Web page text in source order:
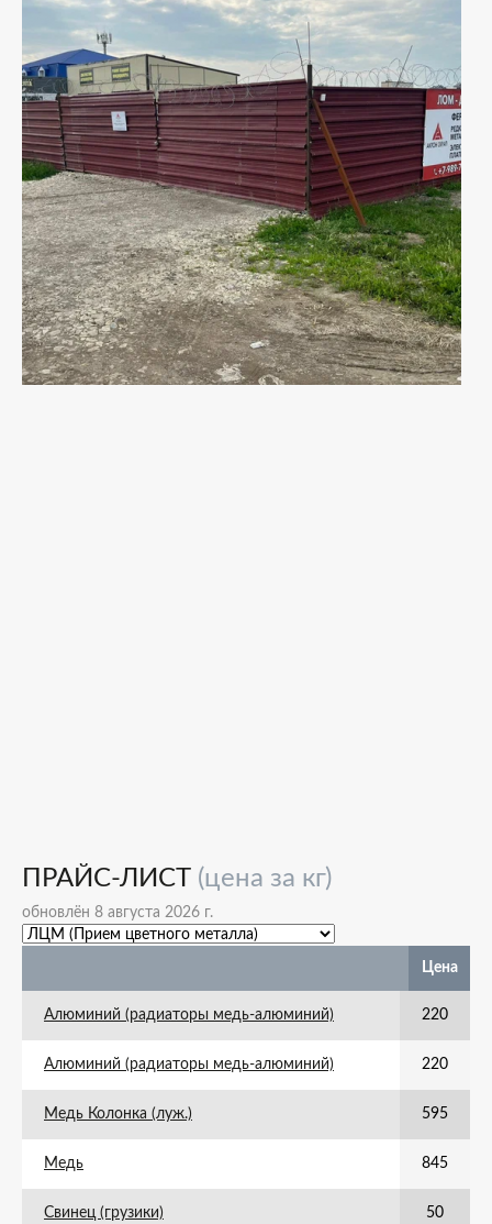
ПРАЙС-ЛИСТ (цена за кг)
обновлён 8 августа 2026 г.
Цена
Алюминий (радиаторы медь-алюминий) 220
Алюминий (радиаторы медь-алюминий) 220
Медь Колонка (луж.) 595
Медь 845
Свинец (грузики) 50